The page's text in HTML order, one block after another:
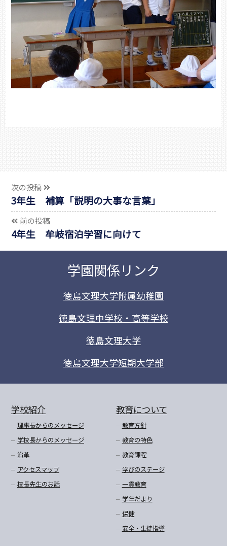
次の投稿
3年生 補算「説明の大事な言葉」
前の投稿
4年生 牟岐宿泊学習に向けて
学園関係リンク
徳島文理大学附属幼稚園
徳島文理中学校・高等学校
徳島文理大学
徳島文理大学短期大学部
学校紹介
理事長からのメッセージ
学校長からのメッセージ
沿革
アクセスマップ
校長先生のお話
教育について
教育方針
教育の特色
教育課程
学びのステージ
一貫教育
学年だより
保健
安全・生徒指導